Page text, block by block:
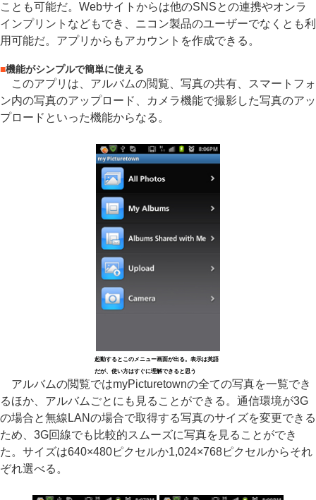
ことも可能だ。Webサイトからは他のSNSとの連携やオンラ
インプリントなどもでき、ニコン製品のユーザーでなくとも利
用可能だ。アプリからもアカウントを作成できる。
■機能がシンプルで簡単に使える
このアプリは、アルバムの閲覧、写真の共有、スマートフォ
ン内の写真のアップロード、カメラ機能で撮影した写真のアッ
プロードといった機能からなる。
起動するとこのメニュー画面が出る。表示は英語
だが、使い方はすぐに理解できると思う
アルバムの閲覧ではmyPicturetownの全ての写真を一覧でき
るほか、アルバムごとにも見ることができる。通信環境が3G
の場合と無線LANの場合で取得する写真のサイズを変更できる
ため、3G回線でも比較的スムーズに写真を見ることができ
た。サイズは640×480ピクセルか1,024×768ピクセルからそれ
ぞれ選べる。